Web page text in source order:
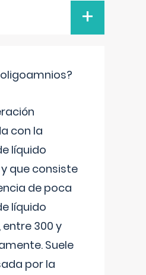
+
con la
líquido
que consiste
de poca
líquido
300 y
Suele
por la